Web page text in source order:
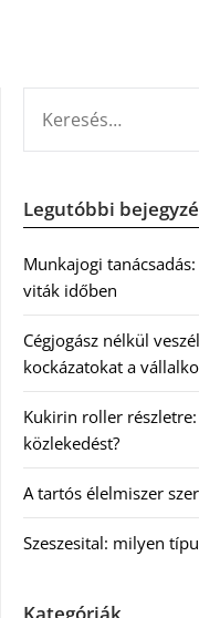
Legutóbbi
Munkajogi
viták időben
Cégjogász nélkül
kockázatokat a
Kukirin roller
közlekedést?
A tartós élelmiszer
Szeszesital: milyen